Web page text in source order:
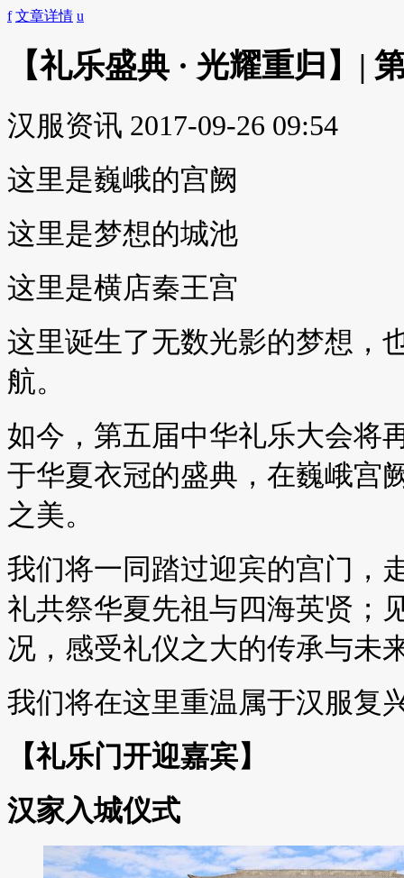
f 文章详情 u
【礼乐盛典 · 光耀重归】|
汉服资讯 2017-09-26 09:54
这里是巍峨的宫阙
这里是梦想的城池
这里是横店秦王宫
这里诞生了无数光影的梦想，
航。
如今，第五届中华礼乐大会将
于华夏衣冠的盛典，在巍峨宫
之美。
我们将一同踏过迎宾的宫门，
礼共祭华夏先祖与四海英贤；
况，感受礼仪之大的传承与未
我们将在这里重温属于汉服复
【礼乐门开迎嘉宾】
汉家入城仪式